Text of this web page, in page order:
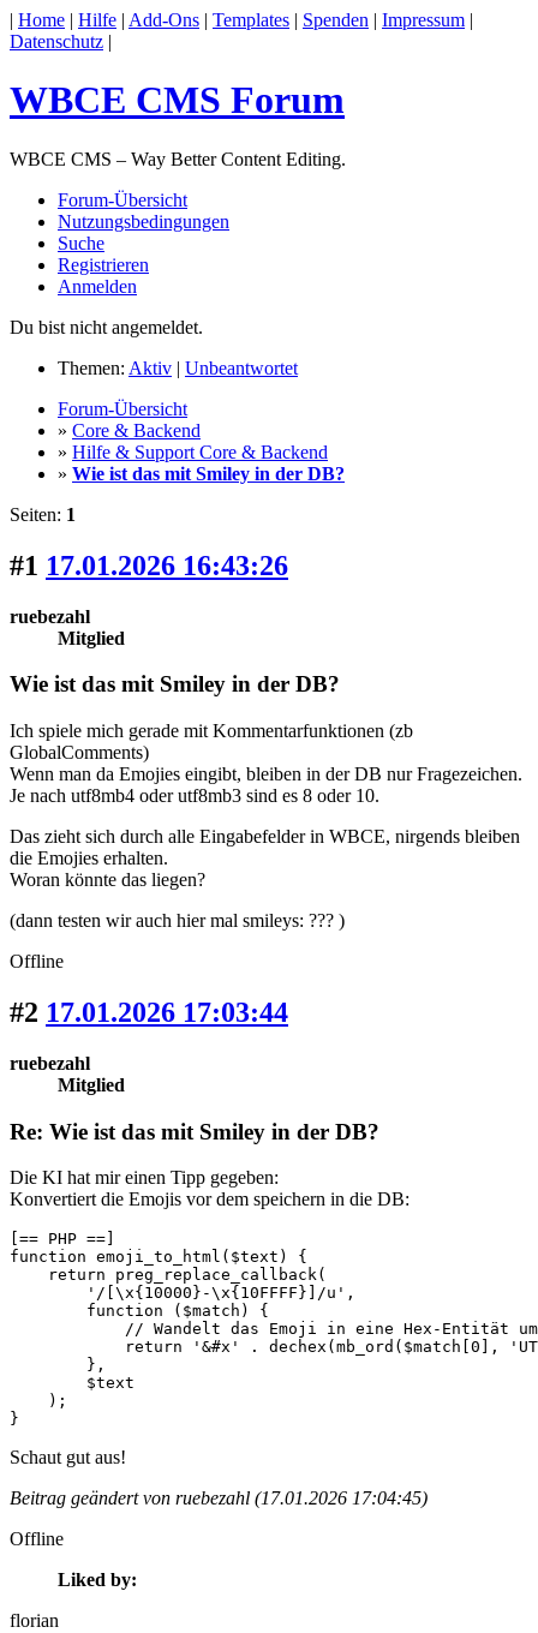
| Home | Hilfe | Add-Ons | Templates | Spenden | Impressum |
Datenschutz |
WBCE CMS Forum
WBCE CMS – Way Better Content Editing.
Forum-Übersicht
Nutzungsbedingungen
Suche
Registrieren
Anmelden
Du bist nicht angemeldet.
Themen: Aktiv | Unbeantwortet
Forum-Übersicht
» Core & Backend
» Hilfe & Support Core & Backend
» Wie ist das mit Smiley in der DB?
Seiten: 1
#1 17.01.2026 16:43:26
ruebezahl
Mitglied
Wie ist das mit Smiley in der DB?
Ich spiele mich gerade mit Kommentarfunktionen (zb
GlobalComments)
Wenn man da Emojies eingibt, bleiben in der DB nur Fragezeichen.
Je nach utf8mb4 oder utf8mb3 sind es 8 oder 10.
Das zieht sich durch alle Eingabefelder in WBCE, nirgends bleiben
die Emojies erhalten.
Woran könnte das liegen?
(dann testen wir auch hier mal smileys: ??? )
Offline
#2 17.01.2026 17:03:44
ruebezahl
Mitglied
Re: Wie ist das mit Smiley in der DB?
Die KI hat mir einen Tipp gegeben:
Konvertiert die Emojis vor dem speichern in die DB:
[== PHP ==]
function emoji_to_html($text) {
    return preg_replace_callback(
        '/[\x{10000}-\x{10FFFF}]/u',
        function ($match) {
// Wandelt das Emoji in eine Hex-Entität
return '&#x' . dechex(mb_ord($match[0],
        },
        $text
    );
}
Schaut gut aus!
Beitrag geändert von ruebezahl (17.01.2026 17:04:45)
Offline
Liked by:
florian